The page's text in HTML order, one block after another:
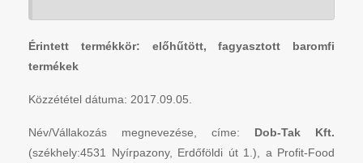
Érintett termékkör: előhűtött, fagyasztott baromfi
termékek
Közzététel dátuma: 2017.09.05.
Név/Vállakozás megnevezése, címe: Dob-Tak Kft.
(székhely:4531 Nyírpazony, Erdőföldi út 1.), a Profit-Food